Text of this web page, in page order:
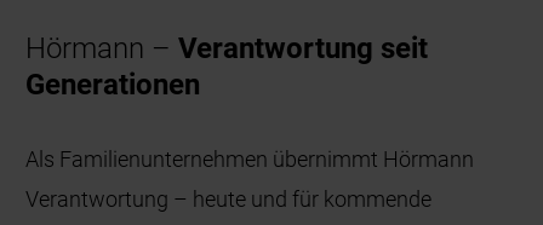
Hörmann –Verantwortung seit
Generationen
Als Familienunternehmen übernimmt Hörmann
Verantwortung – heute und für kommende